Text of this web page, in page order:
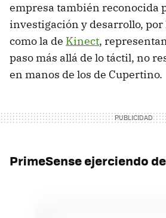
empresa también reconocida
investigación y desarrollo, por
como la de Kinect,
paso más allá de lo táctil, no
en manos de los de Cupertino.
PrimeSense ejerciendo